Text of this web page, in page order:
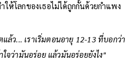
ห้โลกของเธอไม่ได้ถูกกั้นด้วยกำแพง
แล้ว... เราเริ่มตอนอายุ 12-13 ที่บอกว่า
ใจว่ามันอร่อย แล้วมันอร่อยยังไง"